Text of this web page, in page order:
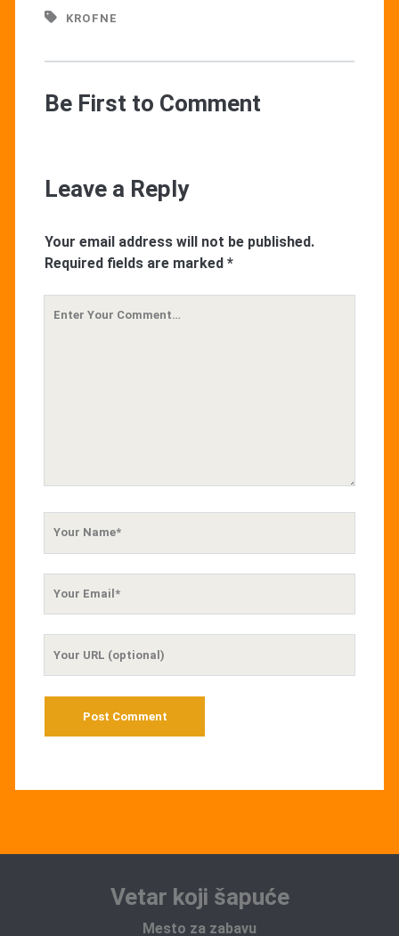
KROFNE
Be First to Comment
Leave a Reply
Your email address will not be published.
Required fields are marked *
Vetar koji šapuće
Mesto za zabavu